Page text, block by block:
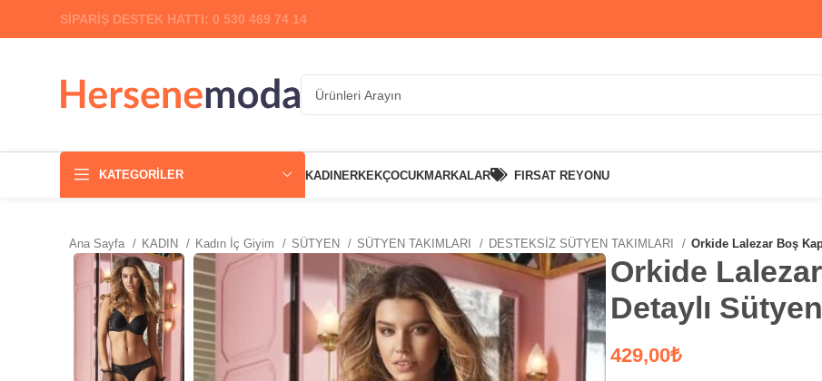
SİPARİŞ DESTEK HATTI: 0 530 469 74 14
KATEGORILER KADINERKEKÇOCUKMARKALAR FIRSAT REYONU
Ana Sayfa KADIN Kadın İç Giyim SÜTYEN SÜTYEN TAKIMLARI DESTEKSİZ SÜTYEN TAKIMLARI Orkide Lalezar Boş
Orkide
Detaylı
₺